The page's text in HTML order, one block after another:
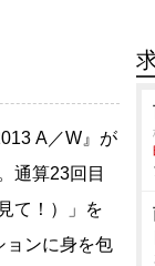
A／W』が
通算23回目
て！）」を
ョンに身を包